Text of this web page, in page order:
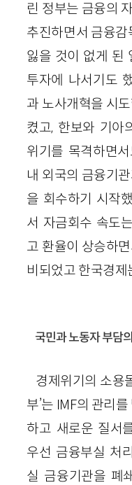
린 정부는 금융의
추진하면서 금융
잃을 것이 없게 된
투자에 나서기도
과 노사개혁을 시
켰고, 한보와 기아
위기를 목격하면
내 외국의 금융기
을 회수하기 시작
서 자금회수 속도
고 환율이 상승하
비되었고 한국경제
국민과 노동자 부담
경제위기의 소용
부’는 IMF의 관리
하고 새로운 질서
우선 금융부실 처
실 금융기관을 폐